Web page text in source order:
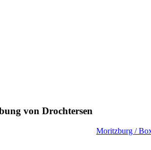
von Drochtersen
Moritzburg /